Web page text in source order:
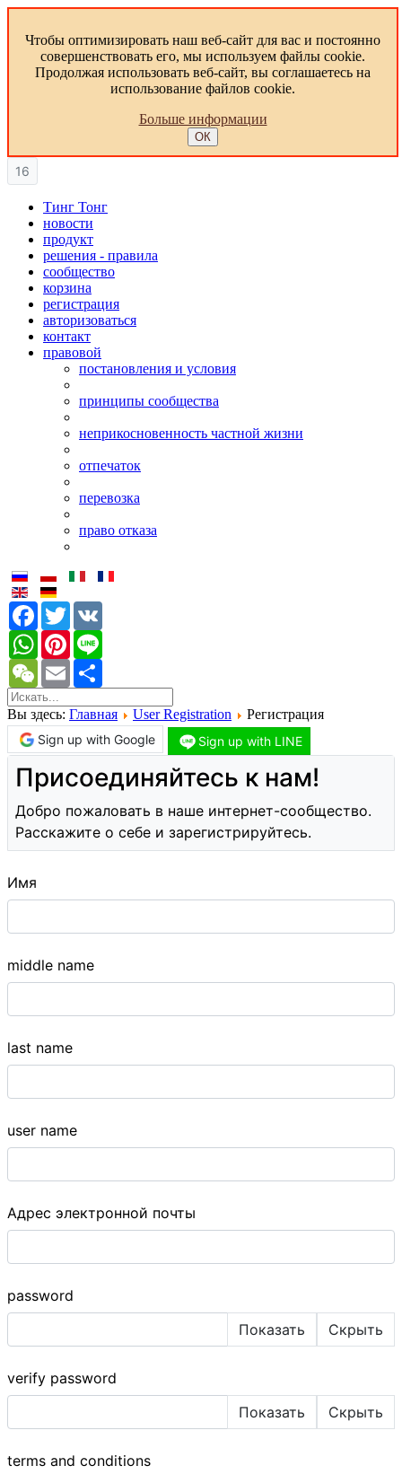
Чтобы оптимизировать наш веб-сайт для вас и постоянно
совершенствовать его, мы используем файлы cookie.
Продолжая использовать веб-сайт, вы соглашаетесь на
использование файлов cookie.
Больше информации
ОК
16
Тинг Тонг
новости
продукт
решения - правила
сообщество
корзина
регистрация
авторизоваться
контакт
правовой
постановления и условия
принципы сообщества
неприкосновенность частной жизни
отпечаток
перевозка
право отказа
Facebook
Twitter
WhatsApp
Pinterest
WeChatEmail
Вы здесь: Главная User Registration
Регистрация
Sign up with Google
Sign up with LINE
Присоединяйтесь к нам!
Добро пожаловать в наше интернет-сообщество.
Расскажите о себе и зарегистрируйтесь.
Имя
middle name
last name
user name
Адрес электронной почты
password
Показать
Скрыть
verify password
Показать
Скрыть
terms and conditions